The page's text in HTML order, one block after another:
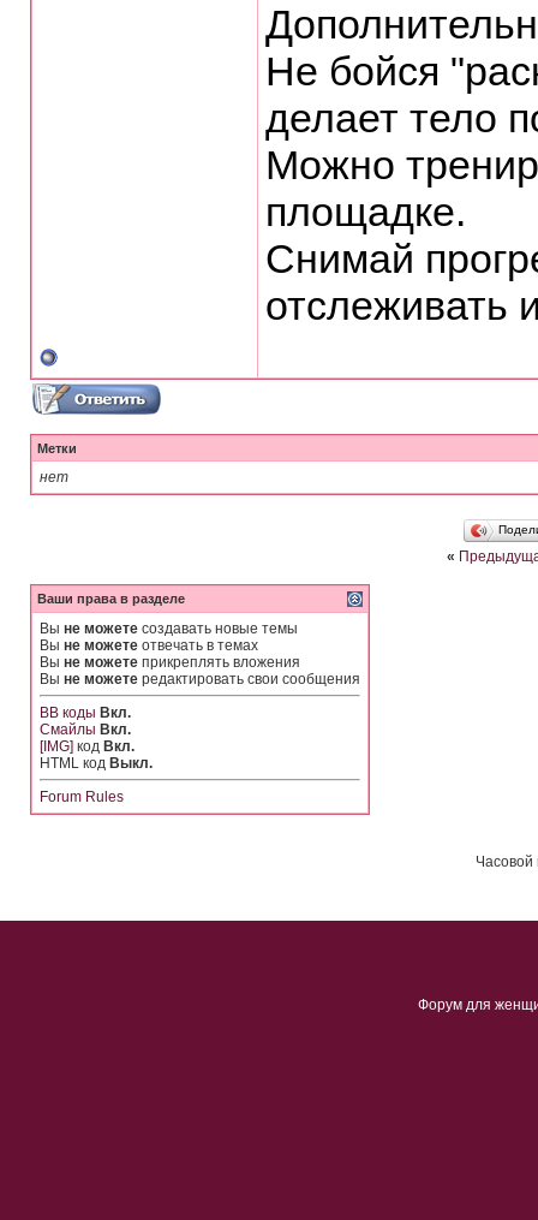
Не бойся
делает тело
Можно
площадке.
Снимай
отслеживать
Метки
нет
«
Ваши права в разделе
Вы не можете создавать новые темы
Вы не можете отвечать в темах
Вы не можете прикреплять вложения
Вы не можете редактировать свои сообщения
BB коды Вкл.
Смайлы Вкл.
[IMG] код Вкл.
HTML код Выкл.
Forum Rules
Часовой
Форум для